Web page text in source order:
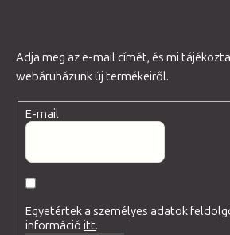
Adja meg az e-mail címét, és mi
webáruházunk új termékeiről.
E-mail
Egyetértek a személyes adatok
információitt.